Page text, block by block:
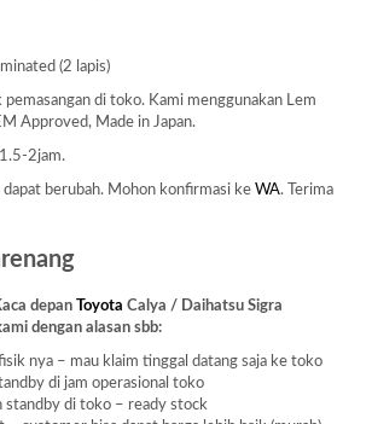
(2 lapis)
pemasangan di toko. Kami menggunakan Lem
Approved, Made in Japan.
2jam.
berubah. Mohon konfirmasi ke WA. Terima
depan Toyota Calya / Daihatsu Sigra
dengan alasan sbb:
nya – mau klaim tinggal datang saja ke toko
di jam operasional toko
standby di toko – ready stock